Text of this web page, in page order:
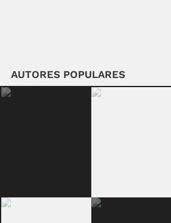
AUTORES POPULARES